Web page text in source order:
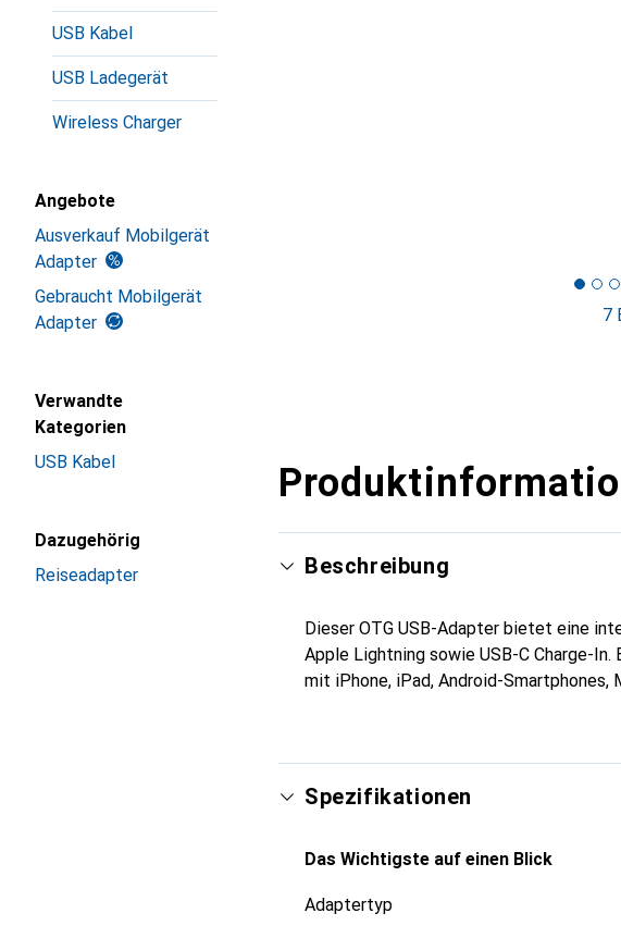
USB Kabel
USB Ladegerät
Wireless Charger
Angebote
Ausverkauf Mobilgerät
Adapter
Gebraucht Mobilgerät
Adapter
Verwandte
Kategorien
USB Kabel
Dazugehörig
Reiseadapter
7
Beschreibung
Dieser OTG USB-Adapter bietet eine
Apple Lightning sowie USB-C Charge-
mit iPhone, iPad, Android-Smartphones,
Spezifikationen
Das Wichtigste auf einen Blick
Adaptertyp